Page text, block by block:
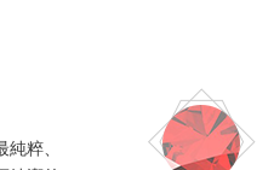
粹、